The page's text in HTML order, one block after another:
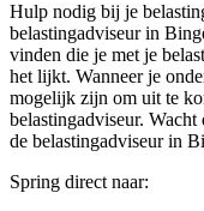
Hulp nodig bij je
belastingadviseur in
vinden die je met je
het lijkt. Wanneer je
mogelijk zijn om uit te
belastingadviseur.
de belastingadviseur in
Spring direct naar: